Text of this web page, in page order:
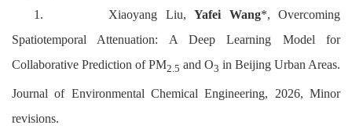
1.
Xiaoyang Liu,Yafei Wang*, Overcoming
Spatiotemporal Attenuation: A Deep Learning Model for
Collaborative Prediction of PM2.5 and O3 in Beijing Urban Areas.
Journal of Environmental Chemical Engineering, 2026, Minor
revisions.